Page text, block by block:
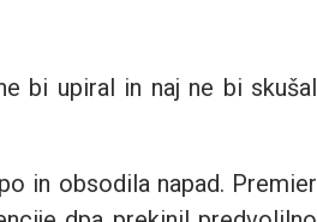
bi upiral in naj ne bi skušal
in obsodila napad. Premier